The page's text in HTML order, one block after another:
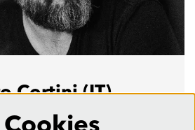
Cortini (IT)